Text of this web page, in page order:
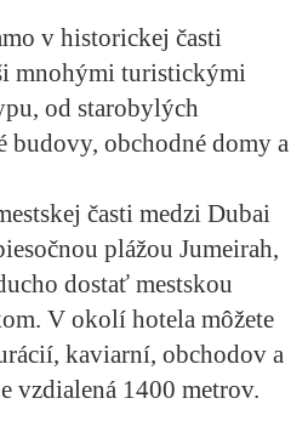
v historickej časti
mnohými turistickými
od starobylých
budovy, obchodné domy a
časti medzi Dubai
plážou Jumeirah,
dostať mestskou
V okolí hotela môžete
kaviarní, obchodov a
vzdialená 1400 metrov.